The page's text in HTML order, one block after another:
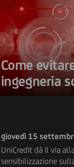
Come
ingegneria
giovedì 15
UniCredit dà il via
sensibilizzazione